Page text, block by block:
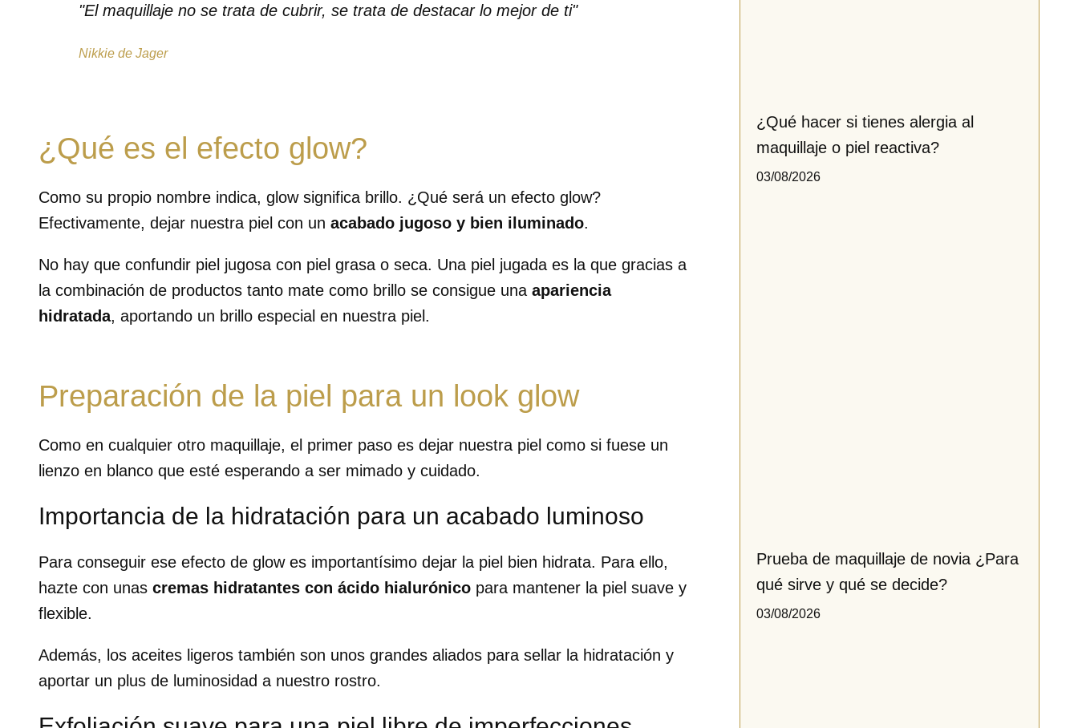
"El maquillaje no se trata de cubrir, se trata de destacar lo mejor de ti"
Nikkie de Jager
¿Qué es el efecto glow?
Como su propio nombre indica, glow significa brillo. ¿Qué será un efecto glow?
Efectivamente, dejar nuestra piel con un acabado jugoso y bien iluminado.
No hay que confundir piel jugosa con piel grasa o seca. Una piel jugada es la que gracias a
la combinación de productos tanto mate como brillo se consigue una apariencia
hidratada, aportando un brillo especial en nuestra piel.
Preparación de la piel para un look glow
Como en cualquier otro maquillaje, el primer paso es dejar nuestra piel como si fuese un
lienzo en blanco que esté esperando a ser mimado y cuidado.
Importancia de la hidratación para un acabado luminoso
Para conseguir ese efecto de glow es importantísimo dejar la piel bien hidrata. Para ello,
hazte con unas cremas hidratantes con ácido hialurónico para mantener la piel suave y
flexible.
Además, los aceites ligeros también son unos grandes aliados para sellar la hidratación y
aportar un plus de luminosidad a nuestro rostro.
¿Qué hacer si tienes alergia al
maquillaje o piel reactiva​?
03/08/2026
Prueba de maquillaje de novia ¿Para
qué sirve y qué se decide?
03/08/2026